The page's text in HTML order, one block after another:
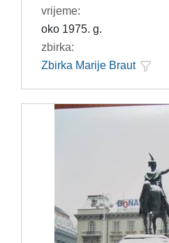
vrijeme:
oko 1975. g.
zbirka:
Zbirka Marije Braut